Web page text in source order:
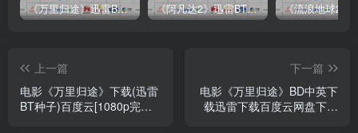
《万里归途》迅雷BT完整下载[mp3／3.14GB／2.15GB 《阿凡达2》迅雷BT完整下载[MP4／3.12GB／5.35GB]中
上一篇
电影《万里归途》下载(迅雷
BT种子)百度云[1080p完整
下一篇
电影《万里归途》BD中英下
载迅雷下载百度云网盘下载